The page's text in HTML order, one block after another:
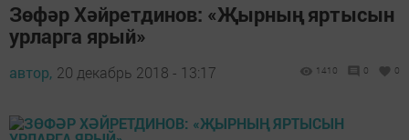
Зөфәр Хәйретдинов: «Җырның яртысын
урларга ярый»
автор, 20 декабрь 2018 - 13:17 1410 0 0